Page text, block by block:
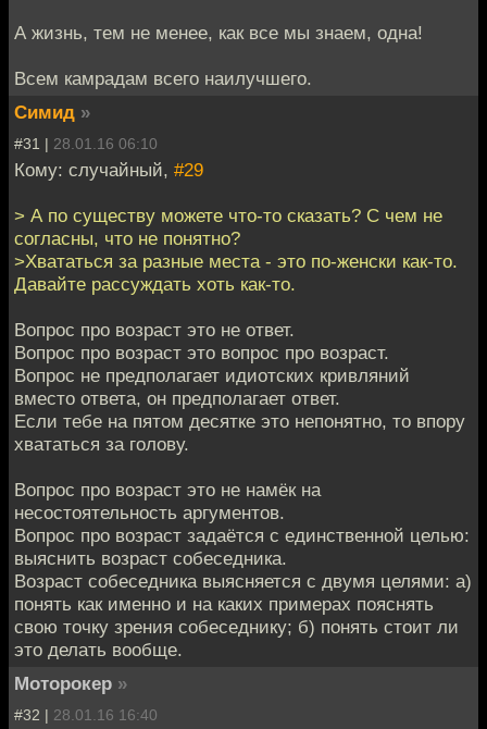
А жизнь, тем не менее, как все мы знаем, одна!
Всем камрадам всего наилучшего.
Симид »
#31 | 28.01.16 06:10
Кому: случайный, #29
> А по существу можете что-то сказать? С чем не
согласны, что не понятно?
>Хвататься за разные места - это по-женски как-то.
Давайте рассуждать хоть как-то.
Вопрос про возраст это не ответ.
Вопрос про возраст это вопрос про возраст.
Вопрос не предполагает идиотских кривляний
вместо ответа, он предполагает ответ.
Если тебе на пятом десятке это непонятно, то впору
хвататься за голову.
Вопрос про возраст это не намёк на
несостоятельность аргументов.
Вопрос про возраст задаётся с единственной целью:
выяснить возраст собеседника.
Возраст собеседника выясняется с двумя целями: а)
понять как именно и на каких примерах пояснять
свою точку зрения собеседнику; б) понять стоит ли
это делать вообще.
Моторокер »
#32 | 28.01.16 16:40